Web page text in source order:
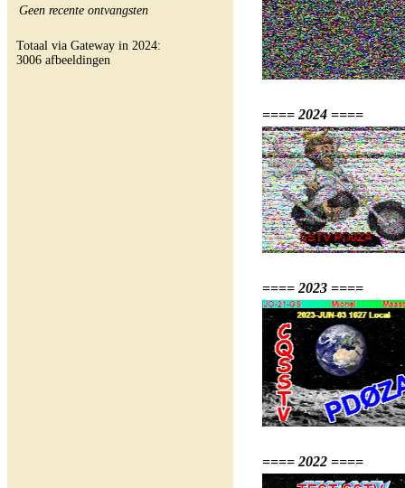
Geen recente ontvangsten
Totaal via Gateway in 2024:
3006 afbeeldingen
==== 2024 ====
==== 2023 ====
==== 2022 ====